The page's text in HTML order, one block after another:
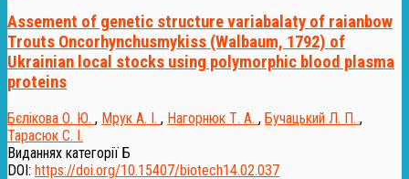
Assement of genetic structure variabalaty of raianbow
Trouts Oncorhynchusmykiss (Walbaum, 1792) of
Ukrainian local stocks using polymorphic blood plasma
proteins
Бєлікова О. Ю. , Мрук А. І. , Нагорнюк Т. А. , Бучацький Л. П. ,
Тарасюк С. І.
Виданнях категорії Б
DOI: https://doi.org/10.15407/biotech14.02.037